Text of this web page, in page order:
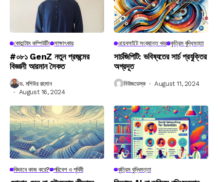
কোয়ান্টাম কম্পিউটিং সাক্ষাৎকার
#০৮১ GenZ নতুন প্রজন্মের
বিজ্ঞানী আরমান সৈকত
ড. মশিউর রহমান
August 16, 2024
ওয়েবসাইট সংক্রান্ত খবর কৃত্রিম বুদ্ধিমত্তা
সার্চজিপিটি: ভবিষ্যতের সার্চ প্রযুক্তির
অগ্রদূত
নিউজডেস্ক August 11, 2024
কিভাবে কাজ করে? পরিবেশ ও পৃথিবী কৃত্রিম বুদ্ধিমত্তা